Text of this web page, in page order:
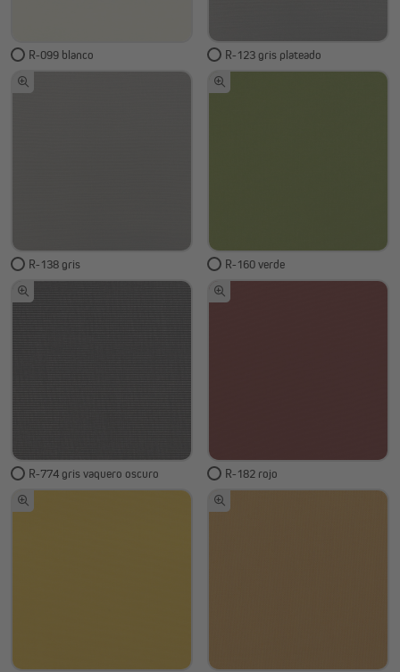
R-099 blanco R-123 gris plateado
R-138 gris R-160 verde
R-774 gris vaquero oscuro R-182 rojo